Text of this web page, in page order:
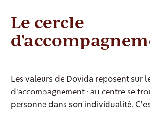
Le cercle
Les valeurs de Dovida reposent sur
d'accompagnement : au centre se
personne dans son individualité.